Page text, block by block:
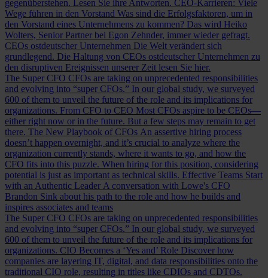
gegenüberstehen. Lesen Sie ihre Antworten. CEO-Karrieren: Viele
Wege führen in den Vorstand Was sind die Erfolgsfaktoren, um in
den Vorstand eines Unternehmens zu kommen? Das wird Heiko
Wolters, Senior Partner bei Egon Zehnder, immer wieder gefragt.
CEOs ostdeutscher Unternehmen Die Welt verändert sich
grundlegend. Die Haltung von CEOs ostdeutscher Unternehmen zu
den disruptiven Ereignissen unserer Zeit lesen Sie hier.
The Super CFO CFOs are taking on unprecedented responsibilities
and evolving into “super CFOs.” In our global study, we surveyed
600 of them to unveil the future of the role and its implications for
organizations. From CFO to CEO Most CFOs aspire to be CEOs—
either right now or in the future. But a few steps may remain to get
there. The New Playbook of CFOs An assertive hiring process
doesn’t happen overnight, and it’s crucial to analyze where the
organization currently stands, where it wants to go, and how the
CFO fits into this puzzle. When hiring for this position, considering
potential is just as important as technical skills. Effective Teams Start
with an Authentic Leader A conversation with Lowe's CFO
Brandon Sink about his path to the role and how he builds and
inspires associates and teams
The Super CFO CFOs are taking on unprecedented responsibilities
and evolving into “super CFOs.” In our global study, we surveyed
600 of them to unveil the future of the role and its implications for
organizations. CIO Becomes a ‘Yes and’ Role Discover how
companies are layering IT, digital, and data responsibilities onto the
traditional CIO role, resulting in titles like CDIOs and CDTOs.